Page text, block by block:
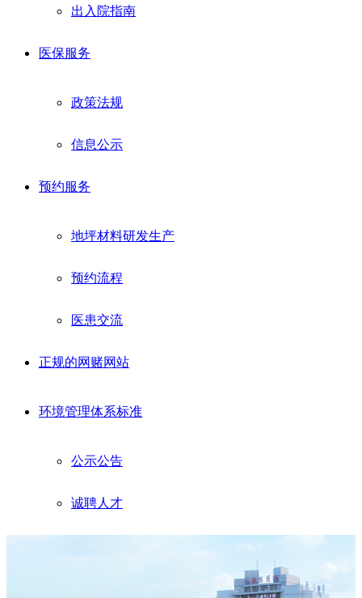
出入院指南
医保服务
政策法规
信息公示
预约服务
地坪材料研发生产
预约流程
医患交流
正规的网赌网站
环境管理体系标准
公示公告
诚聘人才